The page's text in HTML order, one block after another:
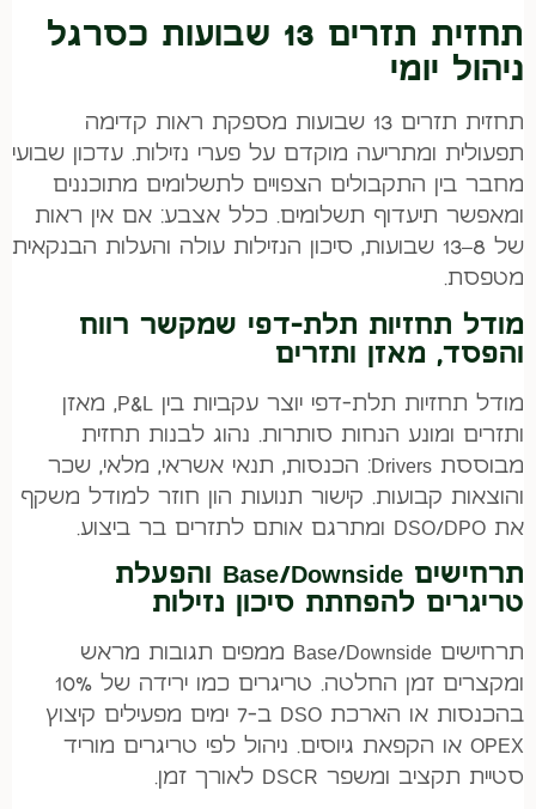
תחזית תזרים 13 שבועות כסרגל
ניהול יומי
תחזית תזרים 13 שבועות מספקת ראות קדימה
תפעולית ומתריעה מוקדם על פערי נזילות. עדכון שבועי
מחבר בין התקבולים הצפויים לתשלומים מתוכננים
ומאפשר תיעדוף תשלומים. כלל אצבע: אם אין ראות
של 8–13 שבועות, סיכון הנזילות עולה והעלות הבנקאית
מטפסת.
מודל תחזיות תלת-דפי שמקשר רווח
והפסד, מאזן ותזרים
מודל תחזיות תלת-דפי יוצר עקביות בין P&L, מאזן
ותזרים ומונע הנחות סותרות. נהוג לבנות תחזית
מבוססת Drivers: הכנסות, תנאי אשראי, מלאי, שכר
והוצאות קבועות. קישור תנועות הון חוזר למודל משקף
את DSO/DPO ומתרגם אותם לתזרים בר ביצוע.
תרחישים Base/Downside והפעלת
טריגרים להפחתת סיכון נזילות
תרחישים Base/Downside ממפים תגובות מראש
ומקצרים זמן החלטה. טריגרים כמו ירידה של 10%
בהכנסות או הארכת DSO ב-7 ימים מפעילים קיצוץ
OPEX או הקפאת גיוסים. ניהול לפי טריגרים מוריד
סטיית תקציב ומשפר DSCR לאורך זמן.